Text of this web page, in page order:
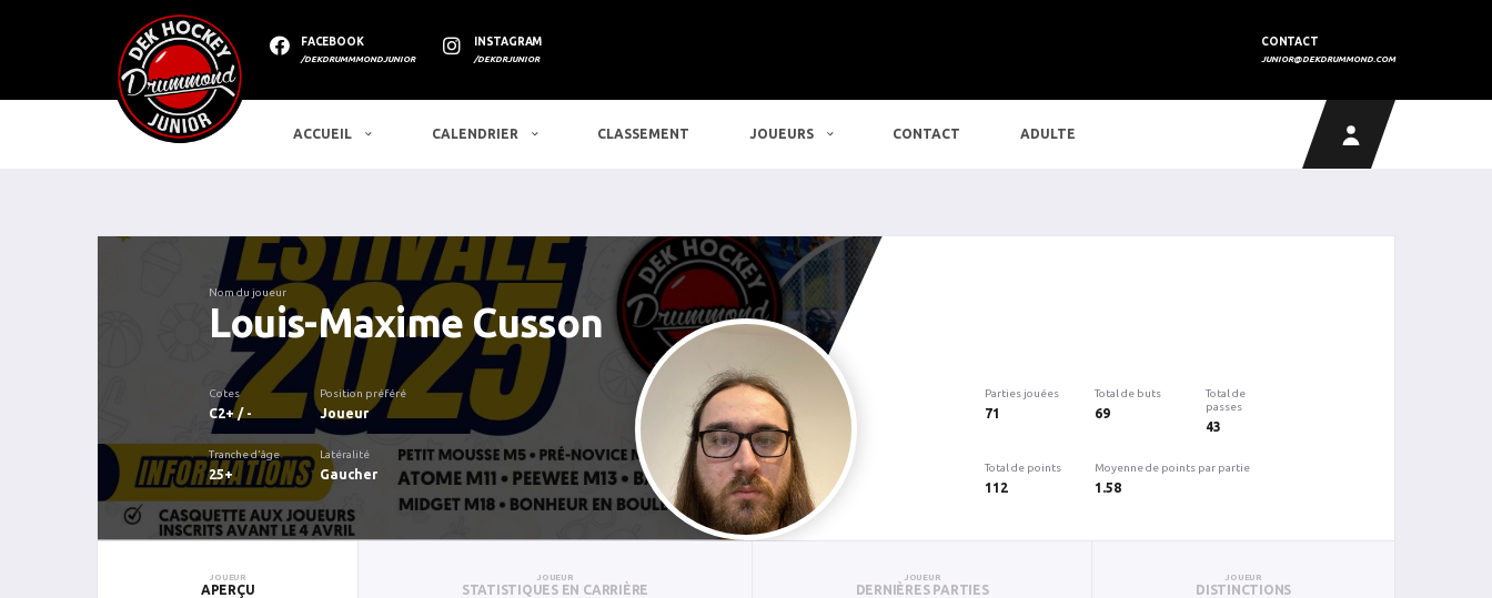
FACEBOOK
/DEKDRUMMMONDJUNIOR
INSTAGRAM
/DEKDRJUNIOR
CONTACT
JUNIOR@DEKDRUMMOND.COM
ACCUEIL CALENDRIER CLASSEMENT JOUEURS CONTACT ADULTE
Nom du joueur
Louis-Maxime Cusson
Cotes
C2+ / -
Position préféré
Joueur
Tranche d'âge
25+
Latéralité
Gaucher
Parties jouées
71
Total de buts
69
Total de
passes
43
Total de points
112
Moyenne de points par partie
1.58
JOUEUR
APERÇU
JOUEUR
STATISTIQUES EN CARRIÈRE
JOUEUR
DERNIÈRES PARTIES
JOUEUR
DISTINCTIONS